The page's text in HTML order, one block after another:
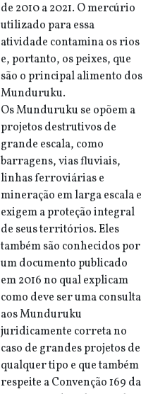
de 2010 a 2021. O mercúrio
utilizado para essa
atividade contamina os rios
e, portanto, os peixes, que
são o principal alimento dos
Munduruku.
Os Munduruku se opõem a
projetos destrutivos de
grande escala, como
barragens, vias fluviais,
linhas ferroviárias e
mineração em larga escala e
exigem a proteção integral
de seus territórios. Eles
também são conhecidos por
um documento publicado
em 2016 no qual explicam
como deve ser uma consulta
aos Munduruku
juridicamente correta no
caso de grandes projetos de
qualquer tipo e que também
respeite a Convenção 169 da